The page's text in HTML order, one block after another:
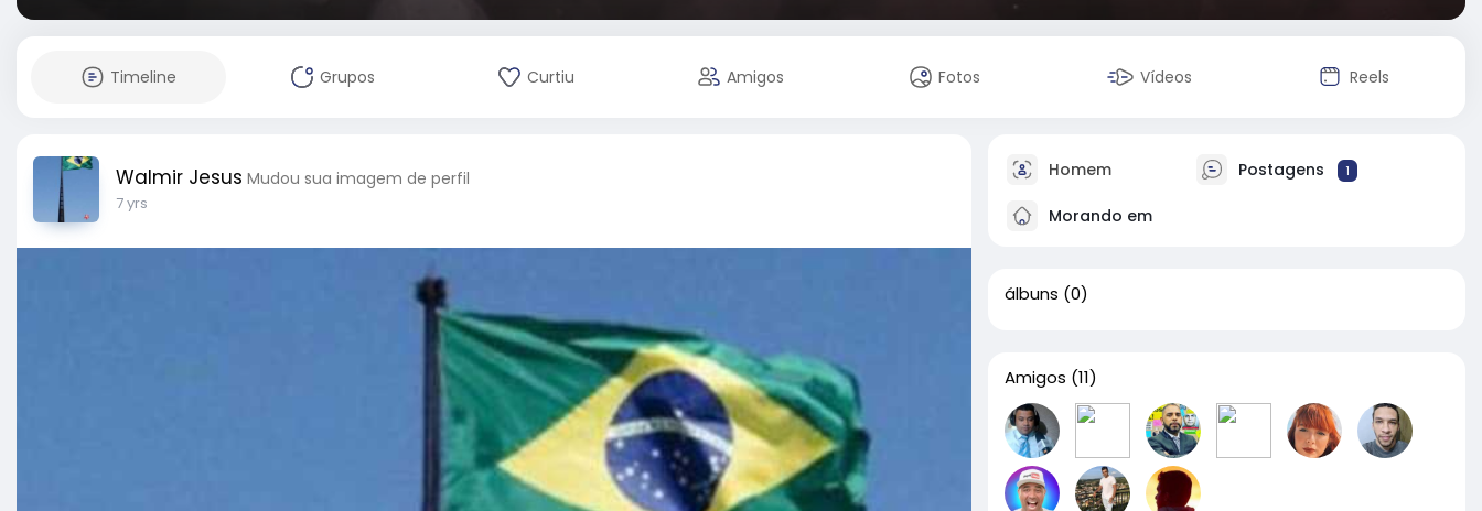
Timeline Grupos Curtiu Amigos Fotos Vídeos Reels
Walmir Jesus Mudou sua imagem de perfil
7 yrs
Homem Postagens 1
Morando em
álbuns (0)
Amigos (11)